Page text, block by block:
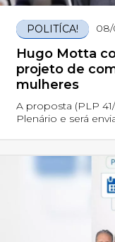
POLITÍCA! 08/
Hugo Motta
projeto de
mulheres
A proposta (PLP
Plenário e será